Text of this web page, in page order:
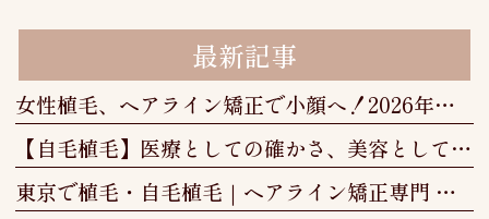
最新記事
女性植毛、ヘアライン矯正で小顔へ！2026年最新の治療法と選び方
【自毛植毛】医療としての確かさ、美容としての美しさ──美容植毛という新しい選択肢
東京で植毛・自毛植毛｜ヘアライン矯正専門 More & More Clinic